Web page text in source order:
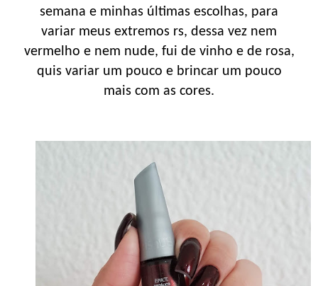
semana e minhas últimas escolhas, para
variar meus extremos rs, dessa vez nem
vermelho e nem nude, fui de vinho e de rosa,
quis variar um pouco e brincar um pouco
mais com as cores.